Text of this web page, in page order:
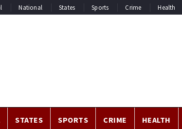
National States Sports Crime Health
STATES SPORTS CRIME HEALTH